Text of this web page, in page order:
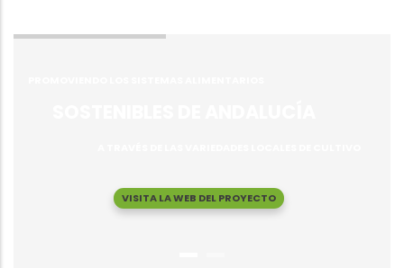
VISITA LA WEB DEL PROYECTO